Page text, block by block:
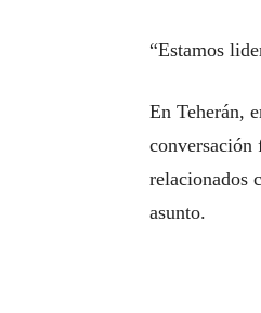
“Estamos
En Teherán,
conversación
relacionados
asunto.